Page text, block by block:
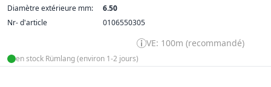
Diamètre extérieure mm:
6.50
Nr- d'article
0106550305
VE: 100m (recommandé)
en stock Rümlang (environ 1-2 jours)